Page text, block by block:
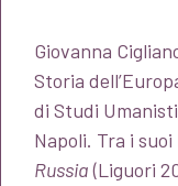
Giovanna
Storia
di Studi
Napoli. Tra i suoi
Russia(Liguori